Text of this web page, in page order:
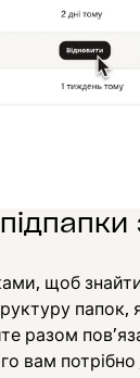
щоб
папок,
разом
вам потрібно